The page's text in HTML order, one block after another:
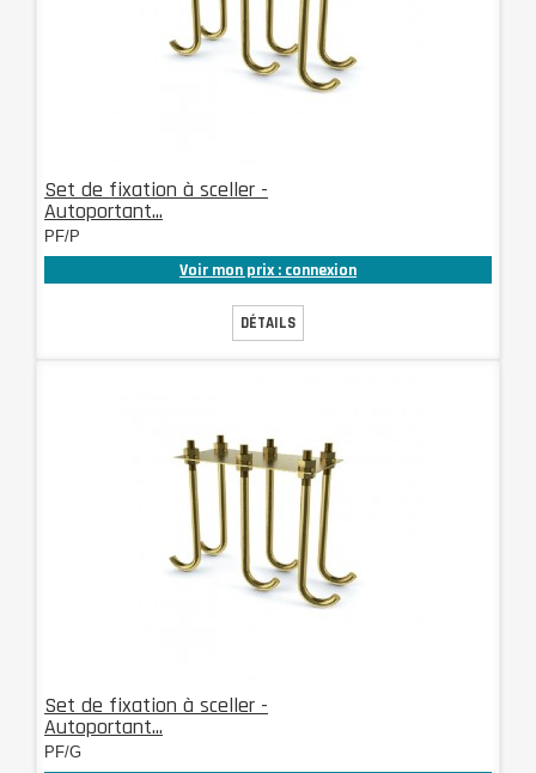
Set de fixation à sceller -
Autoportant...
PF/P
Voir mon prix : connexion
DÉTAILS
Set de fixation à sceller -
Autoportant...
PF/G